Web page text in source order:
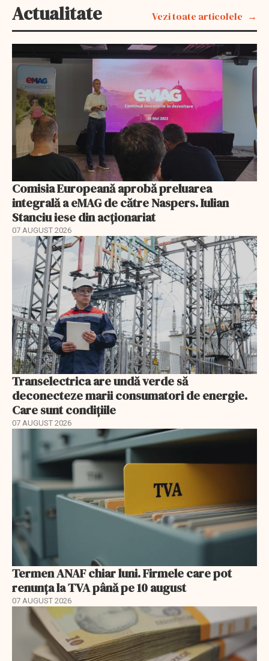
Actualitate Vezi toate articolele
Comisia Europeană aprobă preluarea
integrală a eMAG de către Naspers. Iulian
Stanciu iese din acționariat
07 AUGUST 2026
Transelectrica are undă verde să
deconecteze marii consumatori de energie.
Care sunt condițiile
07 AUGUST 2026
Termen ANAF chiar luni. Firmele care pot
renunța la TVA până pe 10 august
07 AUGUST 2026